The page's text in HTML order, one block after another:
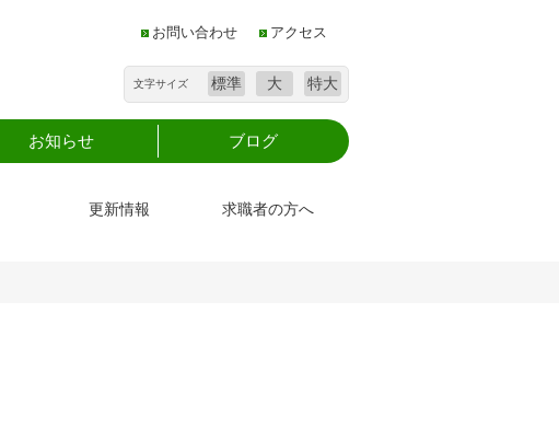
お問い合わせ アクセス
文字サイズ 標準 大 特大
お知らせ ブログ
更新情報 求職者の方へ